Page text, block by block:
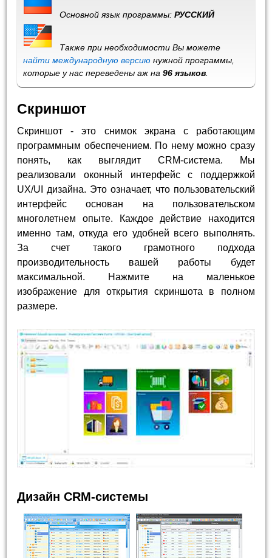
Основной язык программы:РУССКИЙ
Также при необходимости Вы можете
найти международную версию нужной программы,
которые у нас переведены аж на96 языков
Скриншот
Скриншот - это снимок экрана с работающим
программным обеспечением. По нему можно сразу
понять, как выглядит CRM-система. Мы
реализовали оконный интерфейс с поддержкой
UX/UI дизайна. Это означает, что пользовательский
интерфейс основан на пользовательском
многолетнем опыте. Каждое действие находится
именно там, откуда его удобней всего выполнять.
За счет такого грамотного подхода
производительность вашей работы будет
максимальной. Нажмите на маленькое
изображение для открытия скриншота в полном
размере.
Дизайн CRM-системы